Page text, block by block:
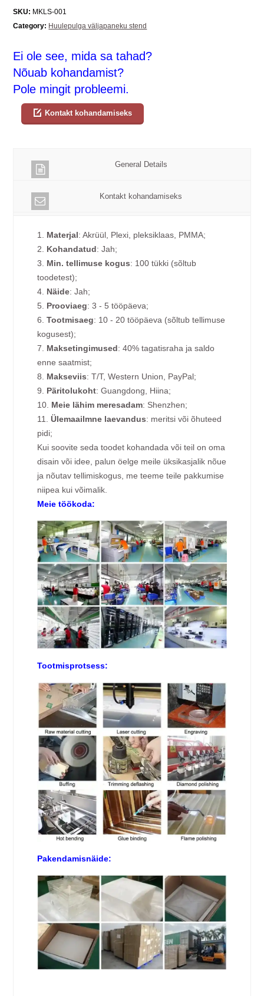
SKU: MKLS-001
Category: Huulepulga väljapaneku stend
Ei ole see, mida sa tahad?
Nõuab kohandamist?
Pole mingit probleemi.
Kontakt kohandamiseks
General Details
Kontakt kohandamiseks
1. Materjal: Akrüül, Plexi, pleksiklaas, PMMA;
2. Kohandatud: Jah;
3. Min. tellimuse kogus: 100 tükki (sõltub
toodetest);
4. Näide: Jah;
5.
Prooviaeg: 3 - 5 tööpäeva;
6.Tootmisaeg: 10 - 20 tööpäeva (sõltub tellimuse
kogusest);
7. Maksetingimused: 40% tagatisraha ja saldo
enne saatmist;
8. Makseviis: T/T, Western Union, PayPal;
9. Päritolukoht: Guangdong, Hiina;
10. Meie lähim meresadam: Shenzhen;
11.Ülemaailmne laevandus: meritsi või õhuteed
pidi;
Kui soovite seda toodet kohandada või teil on oma
disain või idee, palun öelge meile üksikasjalik nõue
ja nõutav tellimiskogus, me teeme teile pakkumise
niipea kui võimalik.
Meie töökoda:
Tootmisprotsess:
Pakendamisnäide: